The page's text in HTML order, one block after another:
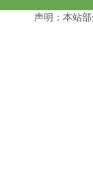
声明：本站